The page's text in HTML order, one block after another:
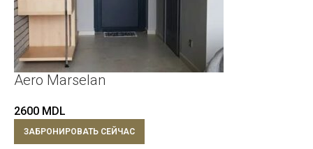
Aero Marselan
2600 MDL
ЗАБРОНИРОВАТЬ СЕЙЧАС